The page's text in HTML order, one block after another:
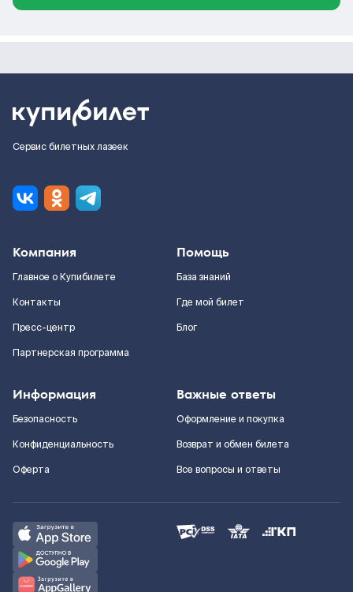
Сервис билетных лазеек
Компания
Главное о Купибилете
Контакты
Пресс-центр
Партнерская программа
Помощь
База знаний
Где мой билет
Блог
Информация
Безопасность
Конфиденциальность
Оферта
Важные ответы
Оформление и покупка
Возврат и обмен билета
Все вопросы и ответы